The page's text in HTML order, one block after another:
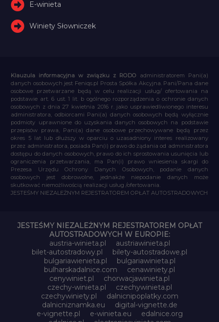
E-winieta
Winiety Słowniczek
Klauzula informacyjna w związku z RODO administratorem Pani(a)
danych osobowych jest Feniqs.pl Prosta Spółka Akcyjna. Pani/Pana dane
osobowe przetwarzane będą w celu realizacji usług/ ofertowania na
podstawie art. 6 ust. 1 lit. b ogólnego rozporządzenia o ochronie danych
osobowych z dnia 27 kwietnia 2016 r. jako usprawiedliwionego interesu
administratora, odbiorcami Pani(a) danych osobowych będą wyłącznie
podmioty uprawnione do uzyskania danych osobowych na podstawie
przepisów prawa, Pani(a) dane osobowe przechowywane będą przez
okres 5 lat lub dłuższy w oparciu o uzasadniony interes realizowany
przez administratora, posiada Pan(i) prawo do żądania od administratora
dostępu do danych osobowych, prawo do ich sprostowania usunięcia lub
ograniczenia przetwarzania, ma Pan(i) prawo wniesienia skargi do
Prezesa Urzędu Ochrony Danych Osobowych, podanie danych
osobowych jest dobrowolne, jednakże niepodanie danych może
skutkować niemożliwością realizacji usług /ofertowania.
JESTEŚMY NIEZALEŻNYM REJESTRATOREM OPŁAT AUTOSTRADOWYCH
JESTEŚMY NIEZALEŻNYM REJESTRATOREM OPŁAT
AUTOSTRADOWYCH W EUROPIE:
austria-winieta.pl
austriawinieta.pl
bilet-autostradowy.pl
bilety-autostradowe.pl
bulgariawienieta.pl
bulgariawinieta.pl
bulharskadalnice.com
cenawiniety.pl
cenywiniet.pl
chorwacjawinieta.pl
czechy-winieta.pl
czechywinieta.pl
czechywiniety.pl
dalnicnipoplatky.com
dalnicniznamka.eu
digital-vignette.de
e-vignette.pl
e-winieta.eu
edalnice.org